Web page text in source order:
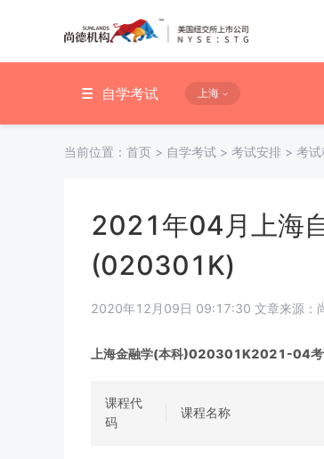
自学考试 上海
当前位置： 首页 > 自学考试 > 考试安排 > 考试
2021年04月上海
(020301K)
2020年12月09日 09:17:30 文章来源：
上海金融学(本科)020301K2021-04考
课程代
码
课程名称